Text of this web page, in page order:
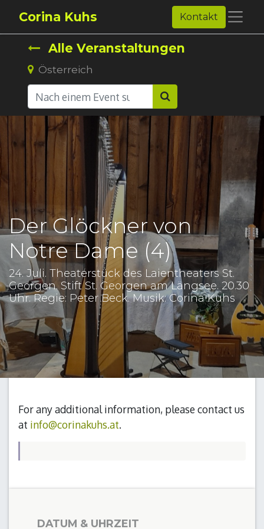
Corina Kuhs Kontakt
Alle Veranstaltungen
Österreich
Der Glöckner von
Notre Dame (4)
24. Juli. Theaterstück des Laientheaters St.
Georgen. Stift St. Georgen am Längsee. 20.30
Uhr. Regie: Peter Beck. Musik: Corina Kuhs
For any additional information, please contact us
at info@corinakuhs.at.
DATUM & UHRZEIT